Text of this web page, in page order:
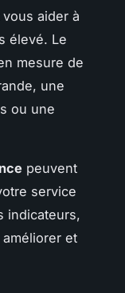
aider à
élevé. Le
mesure de
une
ou une
peuvent
service
indicateurs,
et